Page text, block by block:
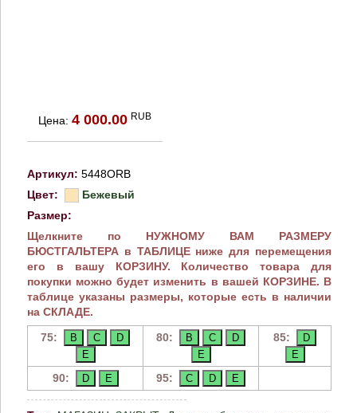
Цена: 4 000.00 RUB
Артикул: 5448ORB
Цвет:
Бежевый
Размер:
Щелкните по НУЖНОМУ ВАМ РАЗМЕРУ
БЮСТГАЛЬТЕРА в ТАБЛИЦЕ ниже для перемещения
его в вашу КОРЗИНУ. Количество товара для
покупки можно будет изменить в вашей КОРЗИНЕ. В
таблице указаны размеры, которые есть в наличии
на СКЛАДЕ.
75:
80: 85:
90: 95: